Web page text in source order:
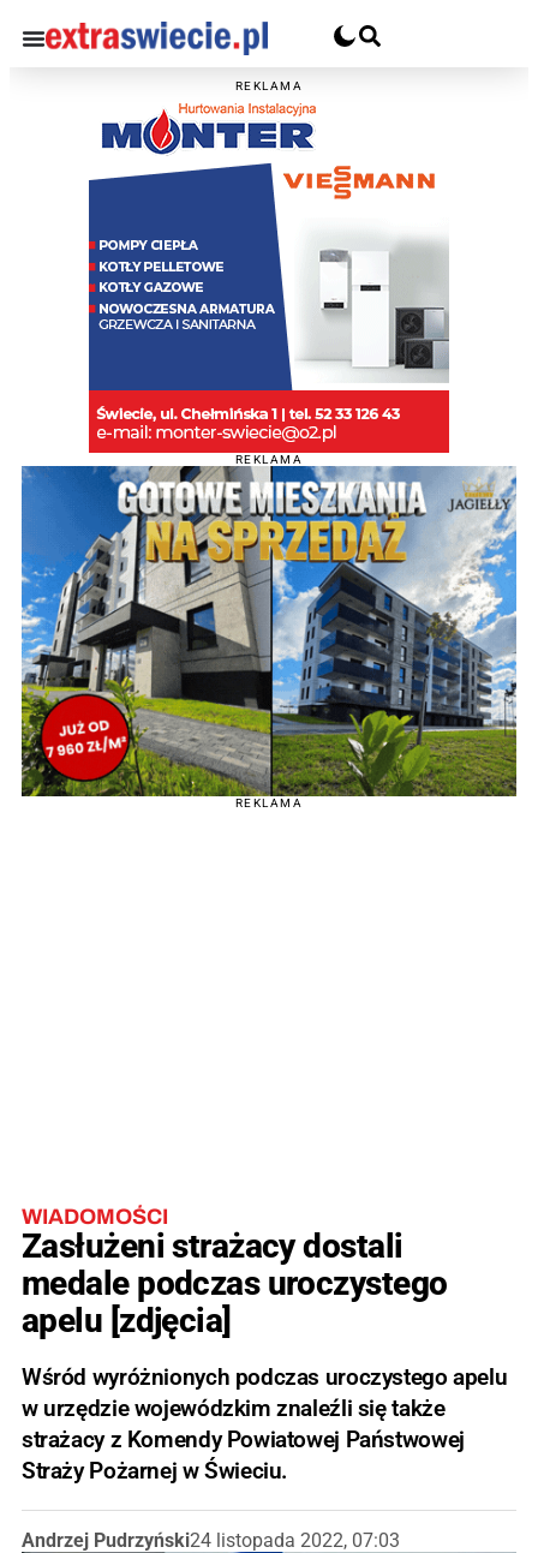
REKLAMA
REKLAMA
REKLAMA
WIADOMOŚCI
Zasłużeni strażacy dostali
medale podczas uroczystego
apelu [zdjęcia]
Wśród wyróżnionych podczas uroczystego apelu
w urzędzie wojewódzkim znaleźli się także
strażacy z Komendy Powiatowej Państwowej
Straży Pożarnej w Świeciu.
Andrzej Pudrzyński24 listopada 2022, 07:03